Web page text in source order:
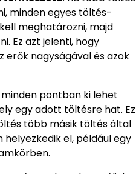
minden egyes töltés-
meghatározni, majd
Ez azt jelenti, hogy
erők nagyságával és azok
pontban ki lehet
egy adott töltésre hat. Ez
több másik töltés által
el, például egy